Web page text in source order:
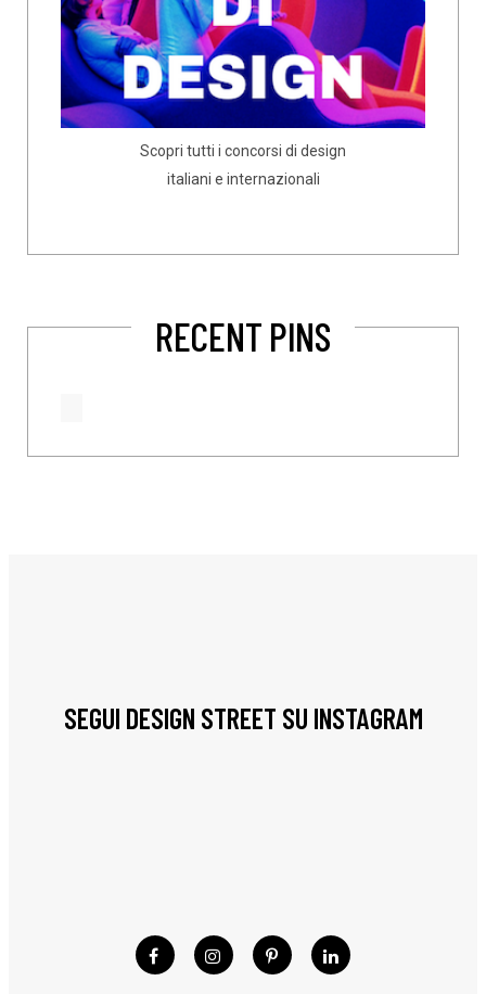
Scopri tutti i concorsi di design
italiani e internazionali
RECENT PINS
SEGUI DESIGN STREET SU INSTAGRAM